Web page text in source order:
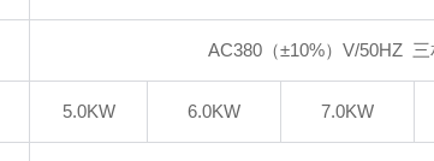
AC380（±10%）V/50HZ
5.0KW 6.0KW 7.0KW